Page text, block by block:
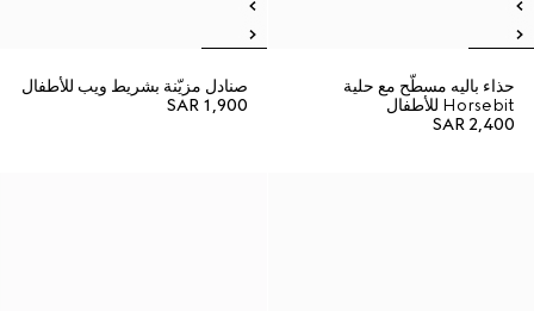
حذاء باليه مسطّح مع حلية
Horsebit للأطفال
SAR 2,400
صنادل مزيّنة بشريط ويب للأطفال
SAR 1,900